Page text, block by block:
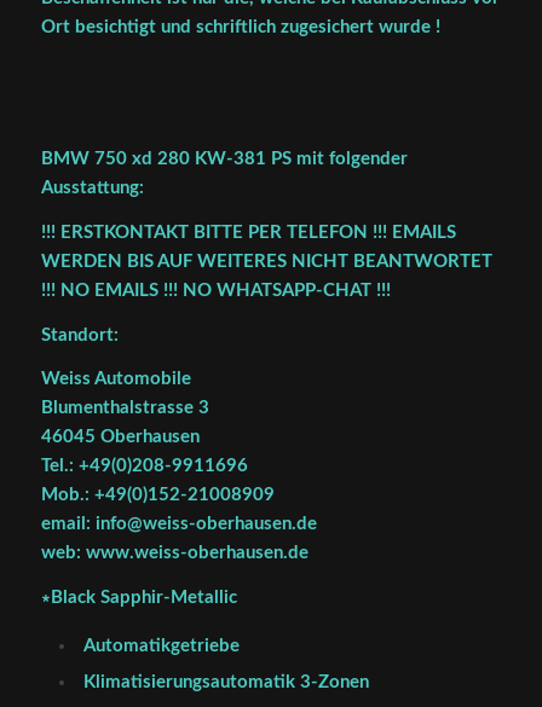
Ort besichtigt und schriftlich zugesichert wurde !
BMW 750 xd 280 KW-381 PS mit folgender
Ausstattung:
!!! ERSTKONTAKT BITTE PER TELEFON !!! EMAILS
WERDEN BIS AUF WEITERES NICHT BEANTWORTET
!!! NO EMAILS !!! NO WHATSAPP-CHAT !!!
Standort:
Weiss Automobile
Blumenthalstrasse 3
46045 Oberhausen
Tel.: +49(0)208-9911696
Mob.: +49(0)152-21008909
email: info@weiss-oberhausen.de
web: www.weiss-oberhausen.de
∗Black Sapphir-Metallic
Automatikgetriebe
Klimatisierungsautomatik 3-Zonen